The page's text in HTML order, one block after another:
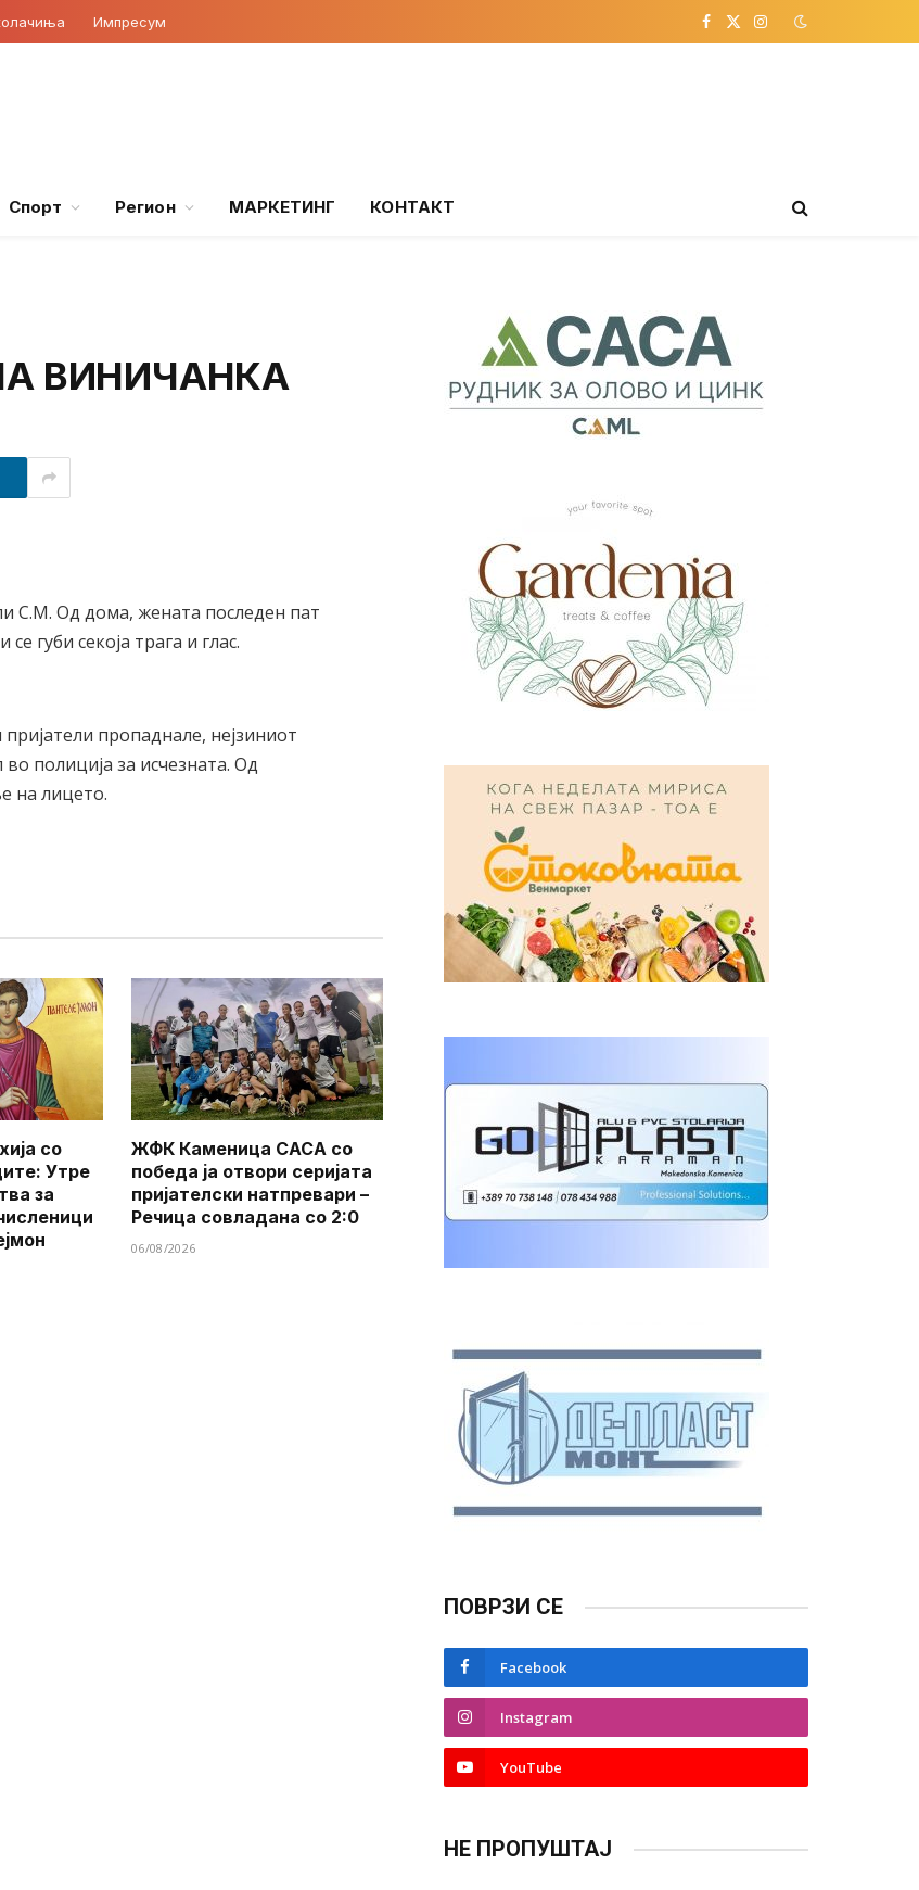
Импресум Facebook
X
Instagram
Спорт Регион МАРКЕТИНГ КОНТАКТ
ВИНИЧАНКА
С.М. Од дома, жената последен пат
губи секоја трага и глас.
пропаднале, нејзиниот
полиција за исчезната. Од
на лицето.
со
Утре
за
ЖФК Каменица САСА со
победа ја отвори серијата
пријателски натпревари –
Речица совладана со 2:0
06/08/2026
ПОВРЗИ СЕ
Facebook
Instagram
YouTube
НЕ ПРОПУШТАЈ